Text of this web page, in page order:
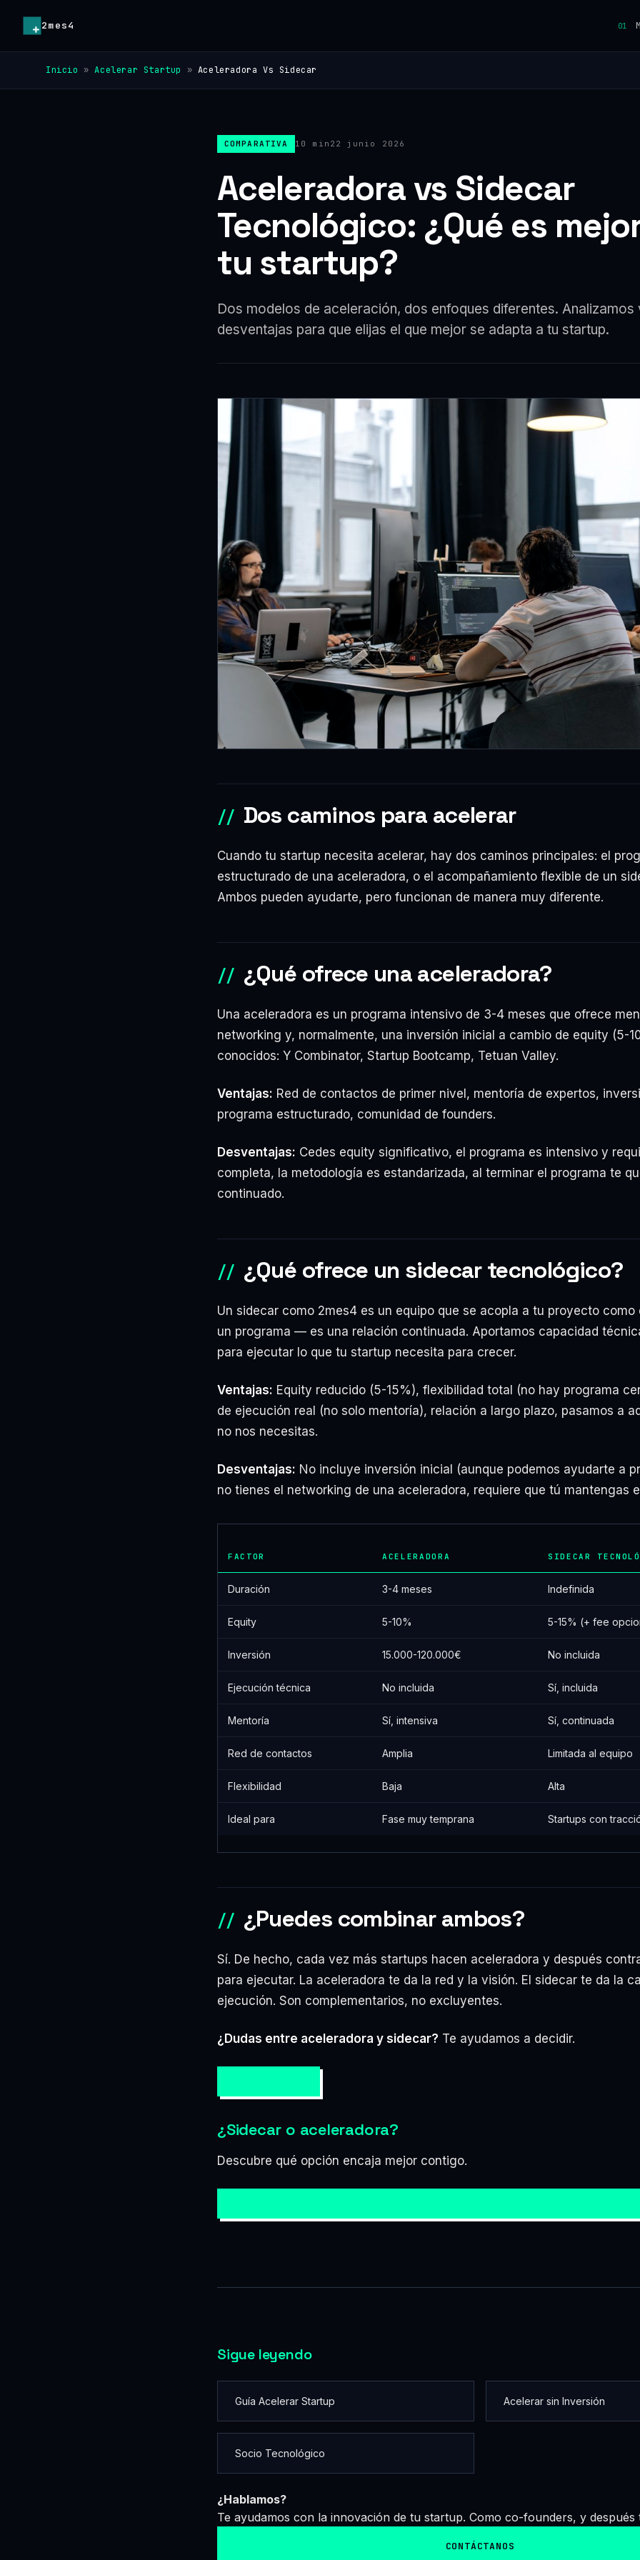
2mes4 01
Inicio »Acelerar Startup » Aceleradora Vs Sidecar
COMPARATIVA 10 min 22 junio 2026
Aceleradora vs Sidecar
Tecnológico: ¿Qué es
tu startup?
Dos modelos de aceleración, dos enfoques diferentes. Analizamos
desventajas para que elijas el que mejor se adapta a tu startup.
Dos caminos para acelerar
Cuando tu startup necesita acelerar, hay dos caminos principales: el
estructurado de una aceleradora, o el acompañamiento flexible de un
Ambos pueden ayudarte, pero funcionan de manera muy diferente.
¿Qué ofrece una aceleradora?
Una aceleradora es un programa intensivo de 3-4 meses que ofrece
networking y, normalmente, una inversión inicial a cambio de equity (5-
conocidos: Y Combinator, Startup Bootcamp, Tetuan Valley.
Ventajas: Red de contactos de primer nivel, mentoría de expertos,
programa estructurado, comunidad de founders.
Desventajas: Cedes equity significativo, el programa es intensivo y
completa, la metodología es estandarizada, al terminar el programa te
continuado.
¿Qué ofrece un sidecar tecnológico?
Un sidecar como 2mes4 es un equipo que se acopla a tu proyecto como
un programa — es una relación continuada. Aportamos capacidad
para ejecutar lo que tu startup necesita para crecer.
Ventajas: Equity reducido (5-15%), flexibilidad total (no hay programa
de ejecución real (no solo mentoría), relación a largo plazo, pasamos a
no nos necesitas.
Desventajas: No incluye inversión inicial (aunque podemos ayudarte a
no tienes el networking de una aceleradora, requiere que tú mantengas
FACTOR ACELERADORA SIDECAR
Duración 3-4 meses Indefinida
Equity 5-10% 5-15% (+ fee
Inversión 15.000-120.000€ No incluida
Ejecución técnica No incluida Sí, incluida
Mentoría Sí, intensiva Sí, continuada
Red de contactos Amplia Limitada al equipo
Flexibilidad Baja Alta
Ideal para Fase muy temprana Startups con
¿Puedes combinar ambos?
Sí. De hecho, cada vez más startups hacen aceleradora y después
para ejecutar. La aceleradora te da la red y la visión. El sidecar te da la
ejecución. Son complementarios, no excluyentes.
¿Dudas entre aceleradora y sidecar? Te ayudamos a decidir.
¿Sidecar o aceleradora?
Descubre qué opción encaja mejor contigo.
Sigue leyendo
Guía Acelerar Startup Acelerar sin Inversión
Socio Tecnológico
¿Hablamos?
Te ayudamos con la innovación de tu startup. Como co-founders, y después
CONTÁCTANOS